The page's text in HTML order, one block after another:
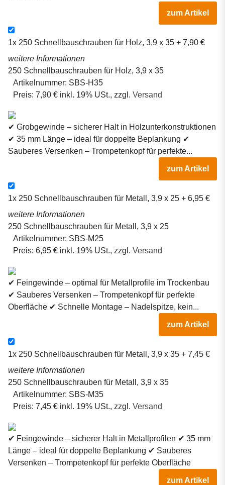
zum Artikel
1x 250 Schnellbauschrauben für Holz, 3,9 x 35 + 7,90 €
weitere Informationen
250 Schnellbauschrauben für Holz, 3,9 x 35
Artikelnummer: SBS-H35
Preis: 7,90 € inkl. 19% USt., zzgl. Versand
✔ Grobgewinde – sicherer Halt in Holzunterkonstruktionen
✔ 35 mm Länge – ideal für doppelte Beplankung ✔
Sauberes Versenken – Trompetenkopf für perfekte...
zum Artikel
1x 250 Schnellbauschrauben für Metall, 3,9 x 25 + 6,95 €
weitere Informationen
250 Schnellbauschrauben für Metall, 3,9 x 25
Artikelnummer: SBS-M25
Preis: 6,95 € inkl. 19% USt., zzgl. Versand
✔ Feingewinde – optimal für Metallprofile im Trockenbau
✔ Sauberes Versenken – Trompetenkopf für perfekte
Oberfläche ✔ Schnelle Montage – Nadelspitze, kein...
zum Artikel
1x 250 Schnellbauschrauben für Metall, 3,9 x 35 + 7,45 €
weitere Informationen
250 Schnellbauschrauben für Metall, 3,9 x 35
Artikelnummer: SBS-M35
Preis: 7,45 € inkl. 19% USt., zzgl. Versand
✔ Feingewinde – sicherer Halt in Metallprofilen ✔ 35 mm
Länge – ideal für doppelte Beplankung ✔ Sauberes
Versenken – Trompetenkopf für perfekte Oberfläche
zum Artikel